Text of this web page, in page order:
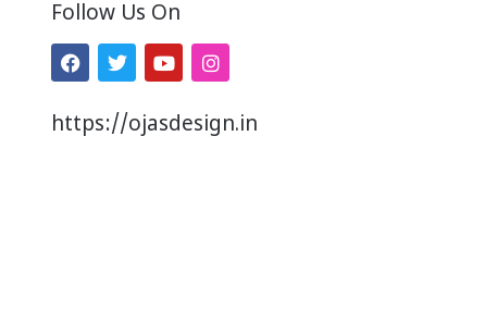
Follow Us On
https://ojasdesign.in